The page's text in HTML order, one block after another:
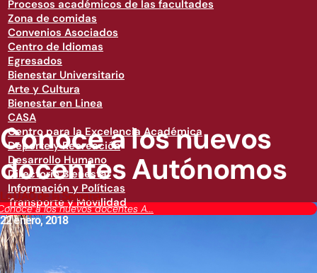
Procesos académicos de las facultades
Zona de comidas
Convenios Asociados
Centro de Idiomas
Egresados
Bienestar Universitario
Arte y Cultura
Bienestar en Linea
CASA
Centro para la Excelencia Académica
Deporte y Recreación
Desarrollo Humano
Directorio Bienestar
Información y Políticas
Transporte y Movilidad
a los nuevos docentes A...
Conoce a los nuevos
docentes Autónomos
Lo UAO de la Semana
22 enero, 2018